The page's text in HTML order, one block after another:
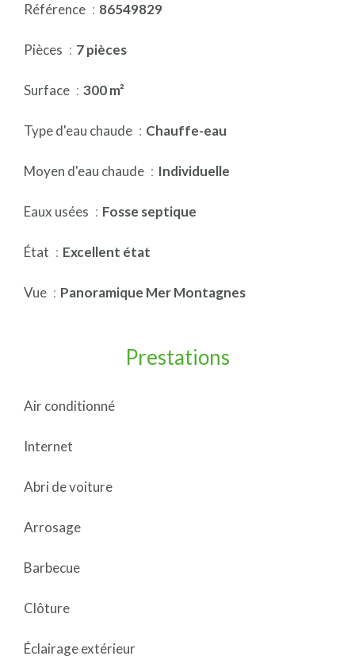
Référence 86549829
Pièces 7 pièces
Surface 300 m²
Type d'eau chaude Chauffe-eau
Moyen d'eau chaude Individuelle
Eaux usées Fosse septique
État Excellent état
Vue Panoramique Mer Montagnes
Prestations
Air conditionné
Internet
Abri de voiture
Arrosage
Barbecue
Clôture
Éclairage extérieur